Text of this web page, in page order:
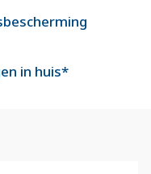
in huis*